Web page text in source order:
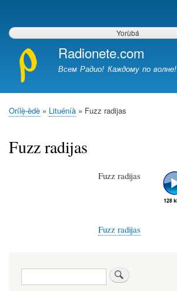
main
учётной
пользователя
Yorùbá
Radionete.com
Всем Радио! Каждому по волне!
Breadcrumb
Orílẹ̀-èdè Lituéníà Fuzz radijas
Fuzz radijas
Fuzz radijas
Fuzz radijas
Search